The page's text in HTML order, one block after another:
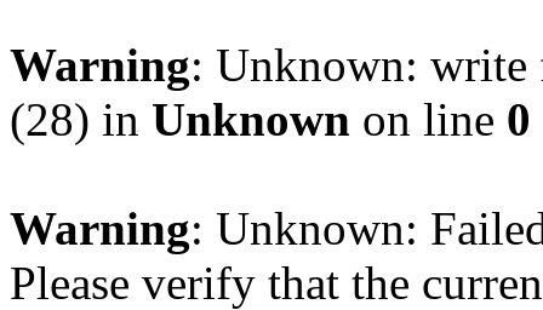
Warning: Unknown: write
(28) in Unknown on line 0
Warning: Unknown:
Please verify that the